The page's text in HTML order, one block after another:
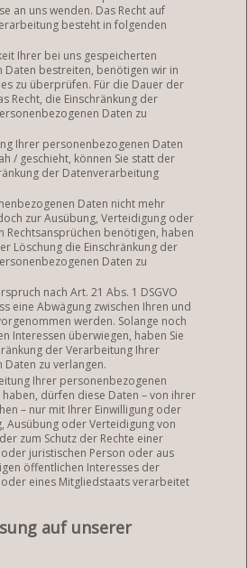
an uns wenden. Das Recht auf
besteht in folgenden
Ihrer bei uns gespeicherten
Daten bestreiten, benötigen wir in
zu überprüfen. Für die Dauer der
Recht, die Einschränkung der
Daten zu
Ihrer personenbezogenen Daten
/ geschieht, können Sie statt der
der Datenverarbeitung
Daten nicht mehr
zur Ausübung, Verteidigung oder
Rechtsansprüchen benötigen, haben
Löschung die Einschränkung der
Daten zu
nach Art. 21 Abs. 1 DSGVO
eine Abwägung zwischen Ihren und
werden. Solange noch
Interessen überwiegen, haben Sie
der Verarbeitung Ihrer
zu verlangen.
Ihrer personenbezogenen
dürfen diese Daten – von ihrer
– nur mit Ihrer Einwilligung oder
Ausübung oder Verteidigung von
zum Schutz der Rechte einer
juristischen Person oder aus
öffentlichen Interesses der
eines Mitgliedstaats verarbeitet
auf unserer